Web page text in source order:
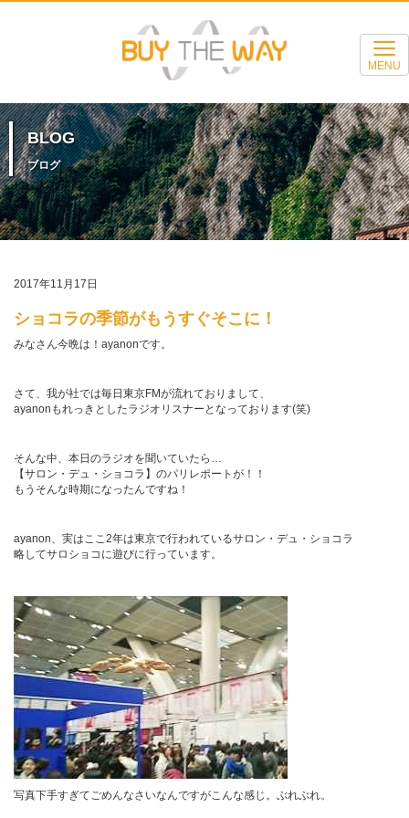
MENU
BLOG
ブログ
2017年11月17日
ショコラの季節がもうすぐそこに！
みなさん今晩は！ayanonです。
さて、我が社では毎日東京FMが流れておりまして、
ayanonもれっきとしたラジオリスナーとなっております(笑)
そんな中、本日のラジオを聞いていたら…
【サロン・デュ・ショコラ】のパリレポートが！！
もうそんな時期になったんですね！
ayanon、実はここ2年は東京で行われているサロン・デュ・ショコラ
略してサロショコに遊びに行っています。
写真下手すぎてごめんなさいなんですがこんな感じ。ぶれぶれ。